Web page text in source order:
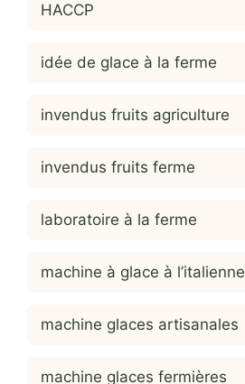
HACCP
idée de glace à la ferme
invendus fruits agriculture
invendus fruits ferme
laboratoire à la ferme
machine à glace à l’italienne
machine glaces artisanales
machine glaces fermières